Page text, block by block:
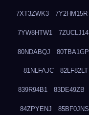
7XT3ZWK3 7Y2HM15R
7YW8HTW1 7ZUCLJ14
80NDABQJ 80TBA1GP
81NLFAJC 82LF82LT
839R94B1 83DE49ZB
84ZPYENJ 85BF0JNS